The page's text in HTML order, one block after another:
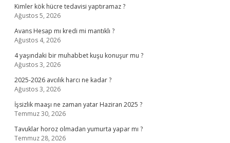
Kimler kök hücre tedavisi yaptıramaz ?
Ağustos 5, 2026
Avans Hesap mı kredi mi mantıklı ?
Ağustos 4, 2026
4 yaşındaki bir muhabbet kuşu konuşur mu ?
Ağustos 3, 2026
2025-2026 avcılık harcı ne kadar ?
Ağustos 3, 2026
İşsizlik maaşı ne zaman yatar Haziran 2025 ?
Temmuz 30, 2026
Tavuklar horoz olmadan yumurta yapar mı ?
Temmuz 28, 2026